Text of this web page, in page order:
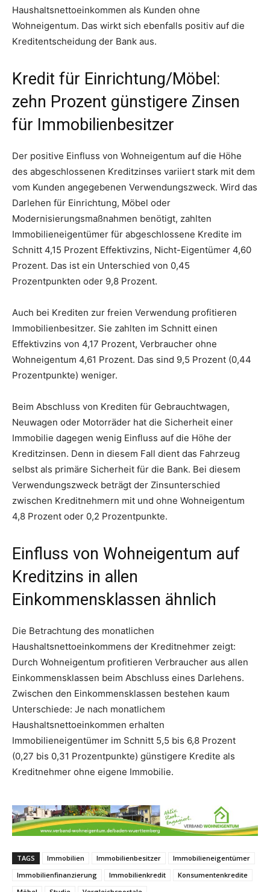
Haushaltsnettoeinkommen als Kunden ohne
Wohneigentum. Das wirkt sich ebenfalls positiv auf die
Kreditentscheidung der Bank aus.
Kredit für Einrichtung/Möbel:
zehn Prozent günstigere Zinsen
für Immobilienbesitzer
Der positive Einfluss von Wohneigentum auf die Höhe
des abgeschlossenen Kreditzinses variiert stark mit dem
vom Kunden angegebenen Verwendungszweck. Wird das
Darlehen für Einrichtung, Möbel oder
Modernisierungsmaßnahmen benötigt, zahlten
Immobilieneigentümer für abgeschlossene Kredite im
Schnitt 4,15 Prozent Effektivzins, Nicht-Eigentümer 4,60
Prozent. Das ist ein Unterschied von 0,45
Prozentpunkten oder 9,8 Prozent.
Auch bei Krediten zur freien Verwendung profitieren
Immobilienbesitzer. Sie zahlten im Schnitt einen
Effektivzins von 4,17 Prozent, Verbraucher ohne
Wohneigentum 4,61 Prozent. Das sind 9,5 Prozent (0,44
Prozentpunkte) weniger.
Beim Abschluss von Krediten für Gebrauchtwagen,
Neuwagen oder Motorräder hat die Sicherheit einer
Immobilie dagegen wenig Einfluss auf die Höhe der
Kreditzinsen. Denn in diesem Fall dient das Fahrzeug
selbst als primäre Sicherheit für die Bank. Bei diesem
Verwendungszweck beträgt der Zinsunterschied
zwischen Kreditnehmern mit und ohne Wohneigentum
4,8 Prozent oder 0,2 Prozentpunkte.
Einfluss von Wohneigentum auf
Kreditzins in allen
Einkommensklassen ähnlich
Die Betrachtung des monatlichen
Haushaltsnettoeinkommens der Kreditnehmer zeigt:
Durch Wohneigentum profitieren Verbraucher aus allen
Einkommensklassen beim Abschluss eines Darlehens.
Zwischen den Einkommensklassen bestehen kaum
Unterschiede: Je nach monatlichem
Haushaltsnettoeinkommen erhalten
Immobilieneigentümer im Schnitt 5,5 bis 6,8 Prozent
(0,27 bis 0,31 Prozentpunkte) günstigere Kredite als
Kreditnehmer ohne eigene Immobilie.
TAGS Immobilien Immobilienbesitzer
Immobilieneigentümer
Immobilienfinanzierung
Immobilienkredit
Konsumentenkredite